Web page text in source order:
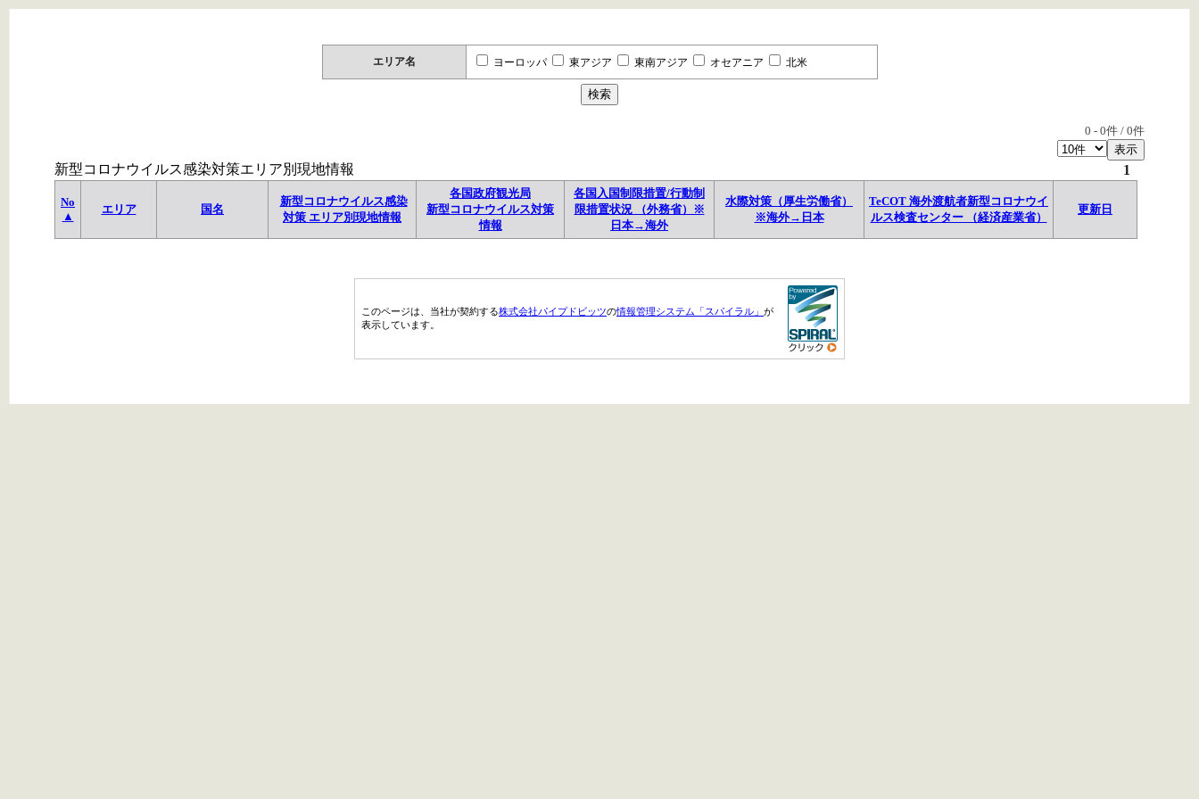
エリア名 ヨーロッパ 東アジア 東南アジア オセアニア 北米
0 - 0件 / 0件
新型コロナウイルス感染対策エリア別現地情報 1
No
▲
エリア 国名
新型コロナウイルス感染
対策 エリア別現地情報
各国政府観光局
新型コロナウイルス対策
情報
各国入国制限措置/行動制
限措置状況 （外務省）※
日本→海外
水際対策（厚生労働省）
※海外→日本
TeCOT 海外渡航者新型コロナウイ
ルス検査センター （経済産業省）
更新日
このページは、当社が契約する株式会社パイプドビッツの情報管理システム「スパイラル」 が
表示しています。